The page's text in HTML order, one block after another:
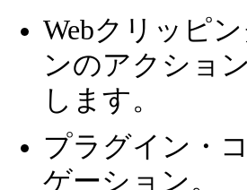
Webクリッピ
ンのアクショ
します。
プラグイン・
ゲーション。